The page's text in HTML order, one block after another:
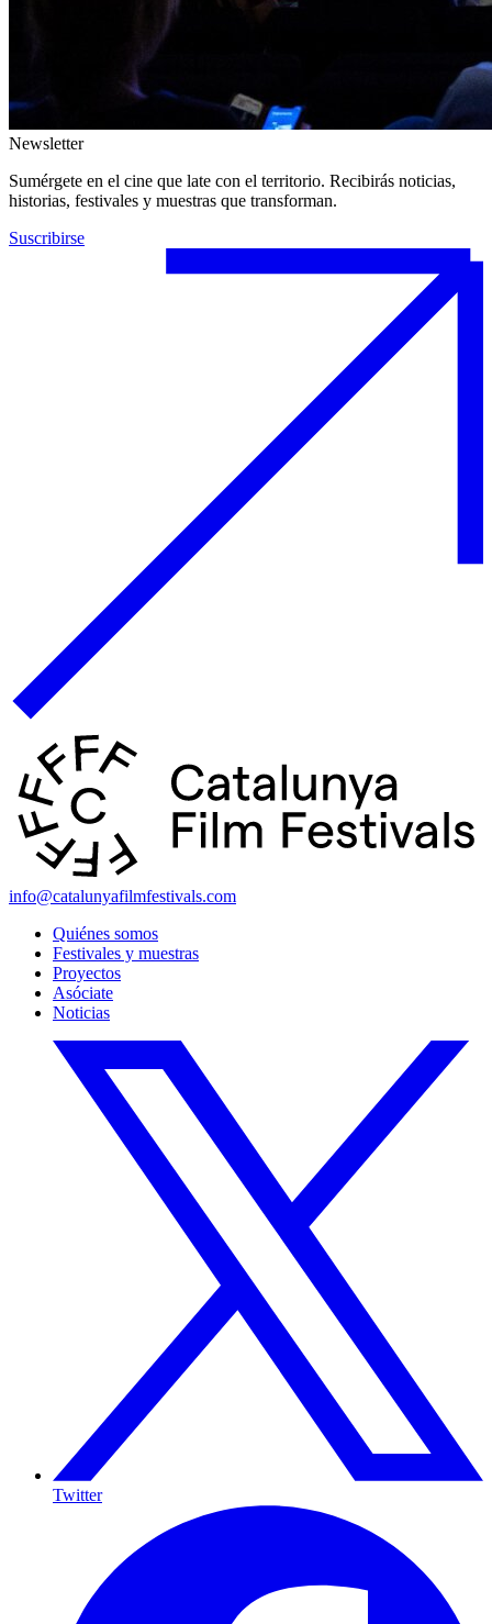
Newsletter
Sumérgete en el cine que late con el territorio. Recibirás noticias,
historias, festivales y muestras que transforman.
Suscribirse
info@catalunyafilmfestivals.com
Quiénes somos
Festivales y muestras
Proyectos
Asóciate
Noticias
Twitter